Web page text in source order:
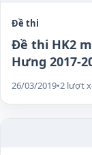
Đề thi
Đề thi HK2
Hưng 2017-
26/03/2019•2 lượt